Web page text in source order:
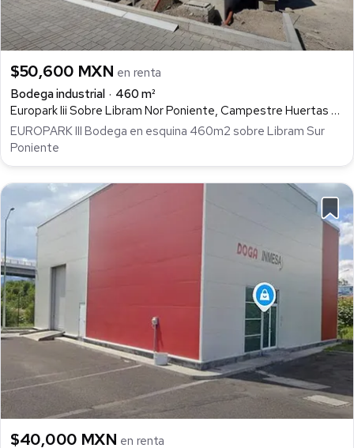
$50,600 MXN en renta
Bodega industrial
460 m²
Europark Iii Sobre Libram Nor Poniente, Campestre Huertas La Joya, Querétaro
EUROPARK III Bodega en esquina 460m2 sobre Libram Sur
Poniente
$40,000 MXN en renta